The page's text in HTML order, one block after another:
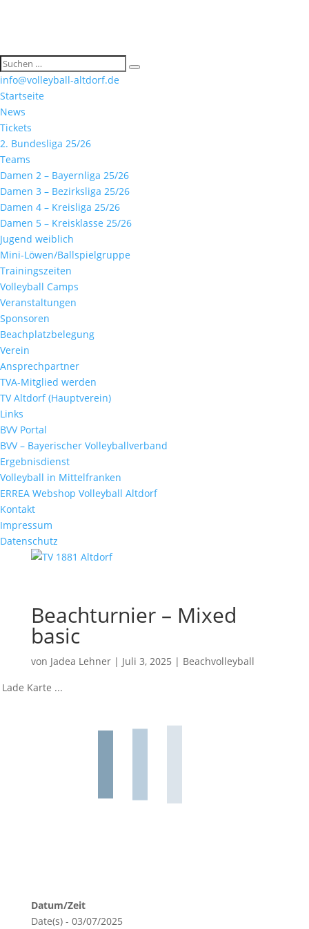
info@volleyball-altdorf.de
Startseite
News
Tickets
2. Bundesliga 25/26
Teams
Damen 2 – Bayernliga 25/26
Damen 3 – Bezirksliga 25/26
Damen 4 – Kreisliga 25/26
Damen 5 – Kreisklasse 25/26
Jugend weiblich
Mini-Löwen/Ballspielgruppe
Trainingszeiten
Volleyball Camps
Veranstaltungen
Sponsoren
Beachplatzbelegung
Verein
Ansprechpartner
TVA-Mitglied werden
TV Altdorf (Hauptverein)
Links
BVV Portal
BVV – Bayerischer Volleyballverband
Ergebnisdienst
Volleyball in Mittelfranken
ERREA Webshop Volleyball Altdorf
Kontakt
Impressum
Datenschutz
Beachturnier – Mixed
basic
von Jadea Lehner| Juli 3, 2025 | Beachvolleyball
Lade Karte ...
Datum/Zeit
Date(s) - 03/07/2025